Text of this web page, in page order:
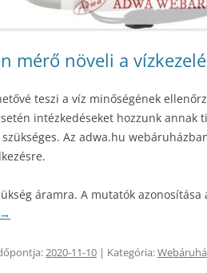
mérő növeli a
teszi a víz minőségének
intézkedéseket hozzunk annak
szükséges. Az adwa.hu
áramra. A mutatók azonosítása
→
2020-11-10 | Kategória: